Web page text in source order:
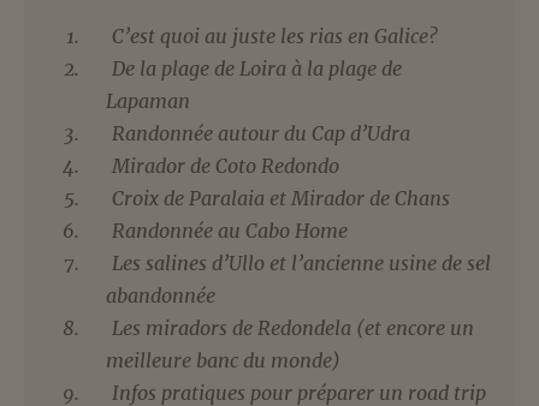
C’est quoi au juste les rias en Galice?
De la plage de Loira à la plage de
Lapaman
Randonnée autour du Cap d’Udra
Mirador de Coto Redondo
Croix de Paralaia et Mirador de Chans
Randonnée au Cabo Home
Les salines d’Ullo et l’ancienne usine de sel
abandonnée
Les miradors de Redondela (et encore un
meilleure banc du monde)
Infos pratiques pour préparer un road trip